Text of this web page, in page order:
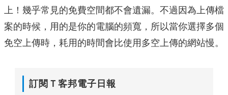
上！幾乎常見的免費空間都不會遺漏。不過因為上傳檔
案的時候，用的是你的電腦的頻寬，所以當你選擇多個
免空上傳時，耗用的時間會比使用多空上傳的網站慢。
訂閱Ｔ客邦電子日報